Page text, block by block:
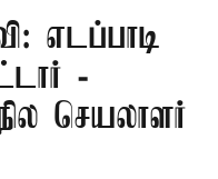
எடப்பாடி
-
செயலாளர்